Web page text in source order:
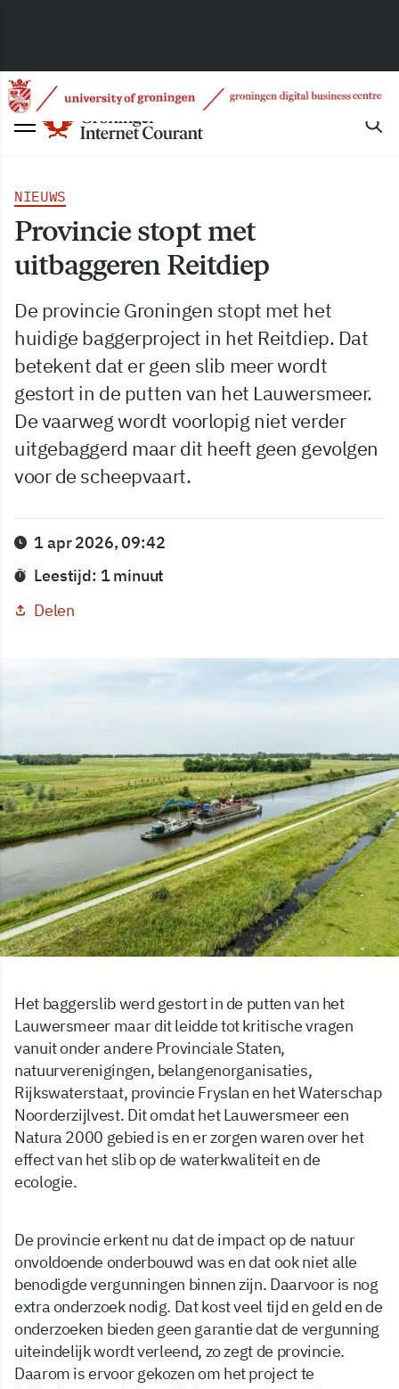
NIEUWS
Provincie stopt met
uitbaggeren Reitdiep
De provincie Groningen stopt met het
huidige baggerproject in het Reitdiep. Dat
betekent dat er geen slib meer wordt
gestort in de putten van het Lauwersmeer.
De vaarweg wordt voorlopig niet verder
uitgebaggerd maar dit heeft geen gevolgen
voor de scheepvaart.
1 apr 2026, 09:42
Leestijd: 1 minuut
Delen
Het baggerslib werd gestort in de putten van het
Lauwersmeer maar dit leidde tot kritische vragen
vanuit onder andere Provinciale Staten,
natuurverenigingen, belangenorganisaties,
Rijkswaterstaat, provincie Fryslan en het Waterschap
Noorderzijlvest. Dit omdat het Lauwersmeer een
Natura 2000 gebied is en er zorgen waren over het
effect van het slib op de waterkwaliteit en de
ecologie.
De provincie erkent nu dat de impact op de natuur
onvoldoende onderbouwd was en dat ook niet alle
benodigde vergunningen binnen zijn. Daarvoor is nog
extra onderzoek nodig. Dat kost veel tijd en geld en de
onderzoeken bieden geen garantie dat de vergunning
uiteindelijk wordt verleend, zo zegt de provincie.
Daarom is ervoor gekozen om het project te